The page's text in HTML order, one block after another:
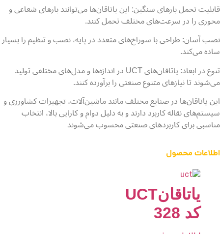
قابلیت تحمل بارهای سنگین: این یاتاقان‌ها می‌توانند بارهای شعاعی و
محوری را در سرعت‌های مختلف تحمل کنند.
نصب آسان: طراحی با سوراخ‌های متعدد در پایه، نصب و تنظیم را بسیار
ساده می‌کند.
تنوع در ابعاد: یاتاقان‌های UCT در اندازه‌ها و مدل‌های مختلفی تولید
می‌شوند تا نیازهای متنوع صنعتی را برآورده کنند.
این یاتاقان‌ها در صنایع مختلف مانند ماشین‌آلات، تجهیزات کشاورزی و
سیستم‌های نقاله کاربرد دارند و به دلیل دوام و کارایی بالا، انتخاب
مناسبی برای کاربردهای صنعتی محسوب می‌شوند
اطلاعات محصول
یاتاقانUCT
کد 328